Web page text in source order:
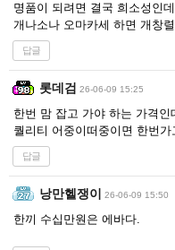
명품이 되려면 결국 희소성인데
개나소나 오마카세 하면 개창
답글
롯데검 26-06-09 15:25
한번 맘 잡고 가야 하는 가격인
퀄리티 어중이떠중이면 한번가
답글
낭만헬쟁이 26-06-09 15:50
한끼 수십만원은 에바다.